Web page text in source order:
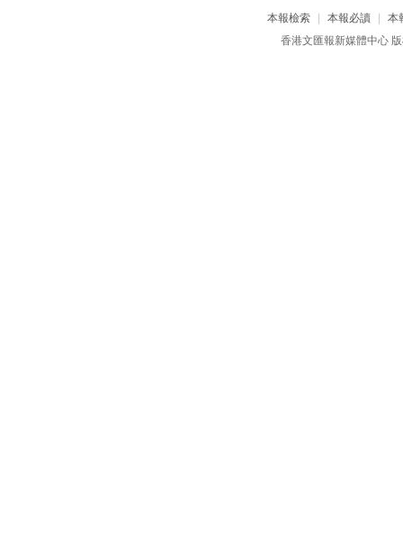
本報檢索 本報必讀
本
香港文匯報新媒體中心